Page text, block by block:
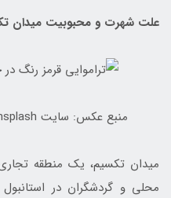
علت شهرت و محبوبیت میدان
منبع عکس: سایت unsplash (عکاس: ante samarzija)
میدان تکسیم، یک منطقه
محلی و گردشگران در